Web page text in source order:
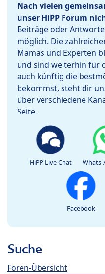
Nach vielen
unser HiPP Forum
Beiträge oder
möglich. Die
Mamas und Experten
und sind weiterhin für
auch künftig die
bekommst, steht dir
über verschiedene
Seite.
HiPP Live Chat Whats-
Facebook
Suche
Foren-Übersicht